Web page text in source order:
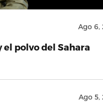
Ago 6,
el polvo del Sahara
Ago 5,